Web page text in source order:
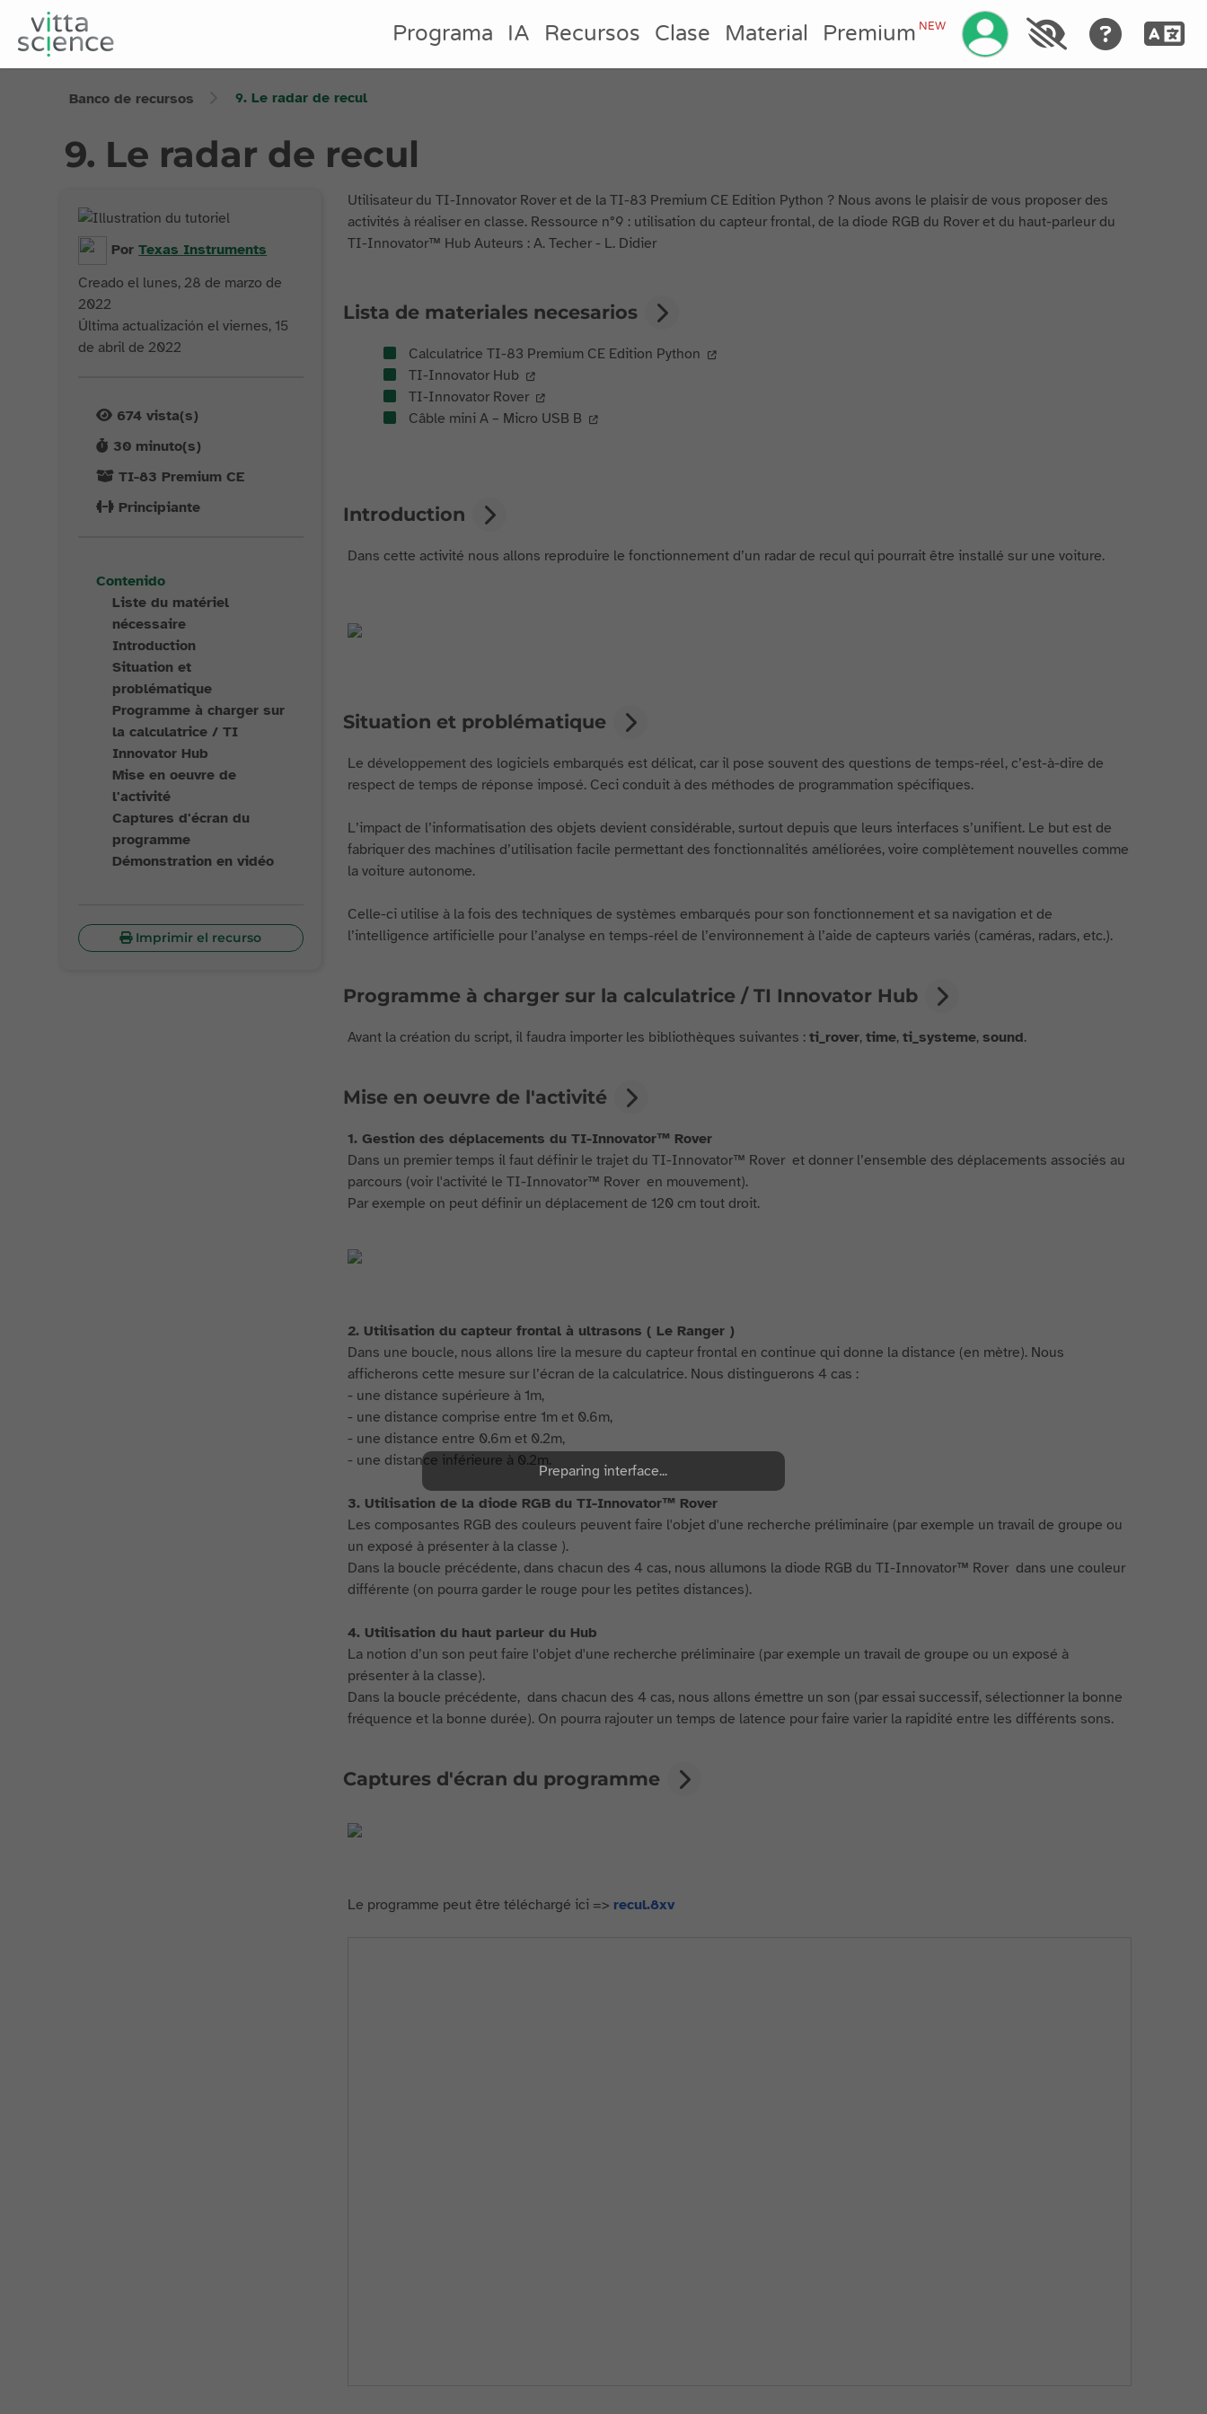
Programa IA Recursos Clase Material PremiumNEW Gestionar su cuenta
Banco de recursos 9. Le radar de recul
9. Le radar de recul
PorTexas Instruments
Creado el lunes, 28 de marzo de
2022
Última actualización el viernes, 15
de abril de 2022
674 vista(s)
30 minuto(s)
TI-83 Premium CE
Principiante
Contenido
Liste du matériel
nécessaire
Introduction
Situation et
problématique
Programme à charger sur
la calculatrice / TI
Innovator Hub
Mise en oeuvre de
l'activité
Captures d'écran du
programme
Démonstration en vidéo
Imprimir el recurso
Utilisateur du TI-Innovator Rover et de la TI-83 Premium CE Edition Python ? Nous avons le plaisir de vous proposer des
activités à réaliser en classe. Ressource n°9 : utilisation du capteur frontal, de la diode RGB du Rover et du haut-parleur du
TI-Innovator™ Hub Auteurs : A. Techer - L. Didier
Lista de materiales necesarios
Calculatrice TI-83 Premium CE Edition Python
TI-Innovator Hub
TI-Innovator Rover
Câble mini A – Micro USB B
Introduction
Dans cette activité nous allons reproduire le fonctionnement d’un radar de recul qui pourrait être installé sur une voiture.
Situation et problématique
Le développement des logiciels embarqués est délicat, car il pose souvent des questions de temps-réel, c’est-à-dire de
respect de temps de réponse imposé. Ceci conduit à des méthodes de programmation spécifiques.
L’impact de l’informatisation des objets devient considérable, surtout depuis que leurs interfaces s’unifient. Le but est de
fabriquer des machines d’utilisation facile permettant des fonctionnalités améliorées, voire complètement nouvelles comme
la voiture autonome.
Celle-ci utilise à la fois des techniques de systèmes embarqués pour son fonctionnement et sa navigation et de
l’intelligence artificielle pour l’analyse en temps-réel de l’environnement à l’aide de capteurs variés (caméras, radars, etc.).
Programme à charger sur la calculatrice / TI Innovator Hub
Avant la création du script, il faudra importer les bibliothèques suivantes : ti_rover, time, ti_systeme, sound.
Mise en oeuvre de l'activité
1. Gestion des déplacements du TI-Innovator™ Rover
Dans un premier temps il faut définir le trajet du TI-Innovator™ Rover et donner l’ensemble des déplacements associés au
parcours (voir l'activité le TI-Innovator™ Rover en mouvement).
Par exemple on peut définir un déplacement de 120 cm tout droit.
2. Utilisation du capteur frontal à ultrasons ( Le Ranger )
Dans une boucle, nous allons lire la mesure du capteur frontal en continue qui donne la distance (en mètre). Nous
afficherons cette mesure sur l’écran de la calculatrice. Nous distinguerons 4 cas :
- une distance supérieure à 1m,
- une distance comprise entre 1m et 0.6m,
- une distance entre 0.6m et 0.2m,
- une distance inférieure à 0.2m.
3. Utilisation de la diode RGB du TI-Innovator™ Rover
Les composantes RGB des couleurs peuvent faire l'objet d'une recherche préliminaire (par exemple un travail de groupe ou
un exposé à présenter à la classe ).
Dans la boucle précédente, dans chacun des 4 cas, nous allumons la diode RGB du TI-Innovator™ Rover dans une couleur
différente (on pourra garder le rouge pour les petites distances).
4. Utilisation du haut parleur du Hub
La notion d’un son peut faire l'objet d'une recherche préliminaire (par exemple un travail de groupe ou un exposé à
présenter à la classe).
Dans la boucle précédente, dans chacun des 4 cas, nous allons émettre un son (par essai successif, sélectionner la bonne
fréquence et la bonne durée). On pourra rajouter un temps de latence pour faire varier la rapidité entre les différents sons.
Captures d'écran du programme
Le programme peut être téléchargé ici => recul.8xv
Preparing interface...